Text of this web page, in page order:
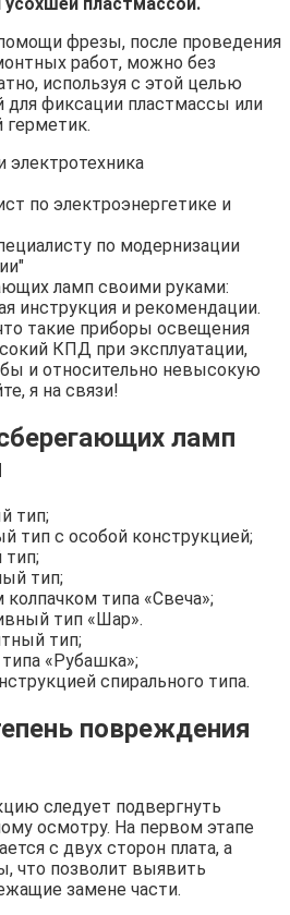
фрезы, после проведения
работ, можно без
используя с этой целью
для фиксации пластмассы или
по электроэнергетике и
по модернизации
ламп своими руками:
инструкция и рекомендации.
такие приборы освещения
КПД при эксплуатации,
и относительно невысокую
я на связи!
ламп
тип;
тип с особой конструкцией;
тип;
тип;
типа «Свеча»;
тип «Шар».
тип;
«Рубашка»;
спирального типа.
повреждения
следует подвергнуть
осмотру. На первом этапе
с двух сторон плата, а
что позволит выявить
замене части.